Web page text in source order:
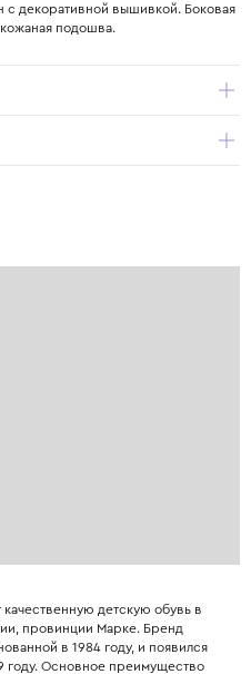
с декоративной вышивкой. Боковая
подошва.
детскую обувь в
провинции Марке. Бренд
в 1984 году, и появился
году. Основное преимущество